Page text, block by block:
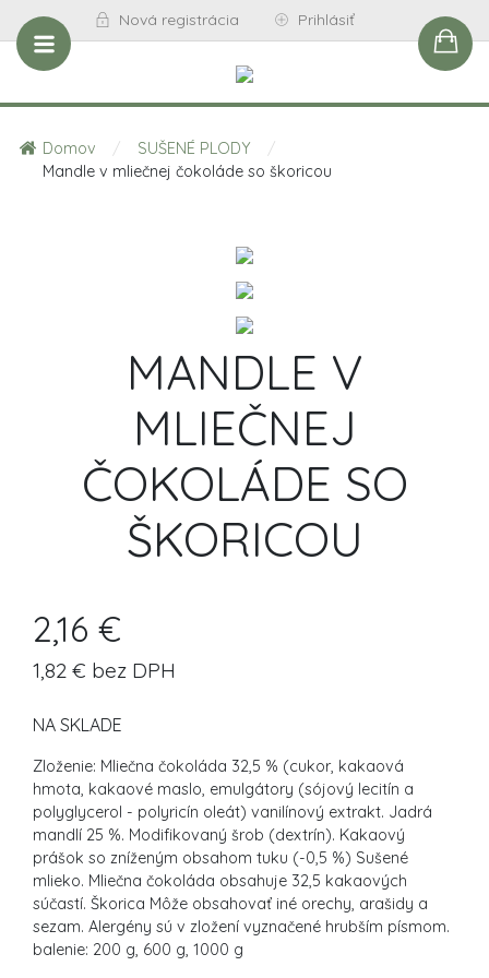
Nová registrácia Prihlásiť
Domov / SUŠENÉ PLODY
/
Mandle v mliečnej čokoláde so škoricou
MANDLE V
MLIEČNEJ
ČOKOLÁDE SO
ŠKORICOU
2,16 €
1,82 € bez DPH
NA SKLADE
Zloženie: Mliečna čokoláda 32,5 % (cukor, kakaová
hmota, kakaové maslo, emulgátory (sójový lecitín a
polyglycerol - polyricín oleát) vanilínový extrakt. Jadrá
mandlí 25 %. Modifikovaný šrob (dextrín). Kakaový
prášok so zníženým obsahom tuku (-0,5 %) Sušené
mlieko. Mliečna čokoláda obsahuje 32,5 kakaových
súčastí. Škorica Môže obsahovať iné orechy, arašidy a
sezam. Alergény sú v zložení vyznačené hrubším písmom.
balenie: 200 g, 600 g, 1000 g